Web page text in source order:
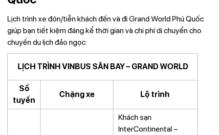
Lịch trình xe đón/tiễn khách đến và đi Grand World Phú Quốc
giúp bạn tiết kiệm đáng kể thời gian và chi phí di chuyển cho
chuyến du lịch đảo ngọc:
LỊCH TRÌNH VINBUS SÂN BAY – GRAND WORLD
Số
tuyến
Chặng xe Lộ trình
Khách sạn
InterContinental –